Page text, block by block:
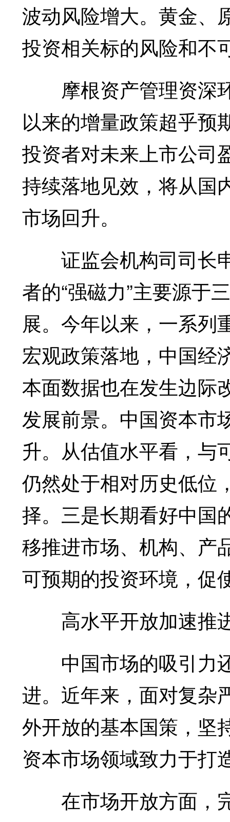
波动风险增大。黄金、
投资相关标的风险和不
摩根资产管理资深
以来的增量政策超乎预
投资者对未来上市公司
持续落地见效，将从国
市场回升。
证监会机构司司长
者的“强磁力”主要源于
展。今年以来，一系列
宏观政策落地，中国经
本面数据也在发生边际
发展前景。中国资本市
升。从估值水平看，与
仍然处于相对历史低位
择。三是长期看好中国
移推进市场、机构、产
可预期的投资环境，促
高水平开放加速推
中国市场的吸引力
进。近年来，面对复杂
外开放的基本国策，坚
资本市场领域致力于打
在市场开放方面，